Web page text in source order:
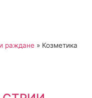
раждане » Козметика